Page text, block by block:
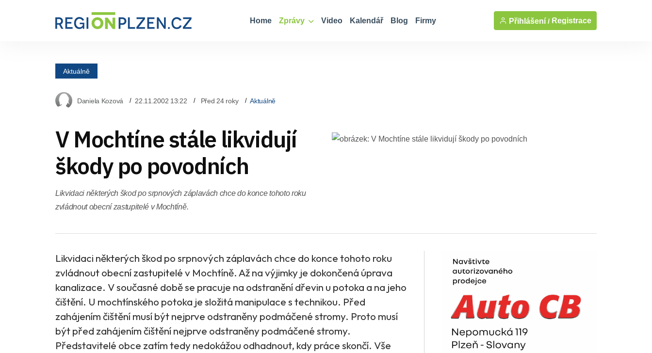
Home Zprávy Video Kalendář Blog Firmy Přihlášení / Registrace
Aktuálně
Daniela Kozová 22.11.2002 13:22 Před 24 roky Aktuálně
V Mochtíne stále likvidují
škody po povodních
Likvidaci některých škod po srpnových záplavách chce do konce tohoto roku
zvládnout obecní zastupitelé v Mochtíně.
Likvidaci některých škod po srpnových záplavách chce do konce tohoto roku
zvládnout obecní zastupitelé v Mochtíně. Až na výjimky je dokončená úprava
kanalizace. V současné době se pracuje na odstranění dřevin u potoka a na jeho
čištění. U mochtínského potoka je složitá manipulace s technikou. Před
zahájením čištění musí být nejprve odstraněny podmáčené stromy. Proto musí
být před zahájením čištění nejprve odstraněny podmáčené stromy.
Představitelé obce zatím tedy nedokážou odhadnout, kdy práce skončí. Vše